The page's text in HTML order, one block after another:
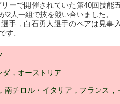
ーで開催されていた第40回技能
2人一組で技を競い合いました。
手，白石勇人選手のペアは見事
す。
オーストリア
ロル・イタリア，フランス，